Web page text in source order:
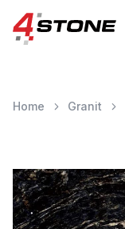
Home Granit